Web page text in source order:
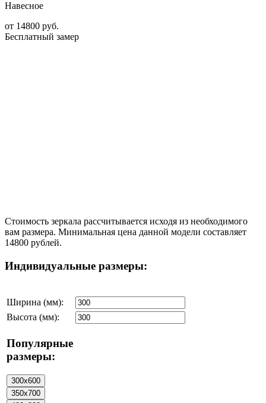
Навесное
от 14800 руб.
Бесплатный замер
Стоимость зеркала рассчитывается исходя из необходимого
вам размера. Минимальная цена данной модели составляет
14800 рублей.
Индивидуальные размеры:
Ширина (мм):
Высота (мм):
Популярные
размеры: